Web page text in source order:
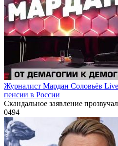
Журналист Мардан Соловьёв
пенсии в России
Скандальное заявление
0494